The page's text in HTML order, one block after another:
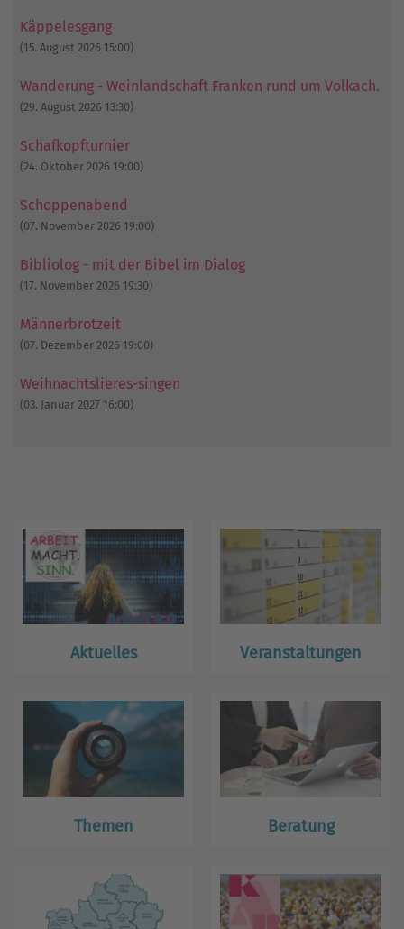
Käppelesgang
(15. August 2026 15:00)
Wanderung - Weinlandschaft Franken rund um Volkach.
(29. August 2026 13:30)
Schafkopfturnier
(24. Oktober 2026 19:00)
Schoppenabend
(07. November 2026 19:00)
Bibliolog - mit der Bibel im Dialog
(17. November 2026 19:30)
Männerbrotzeit
(07. Dezember 2026 19:00)
Weihnachtslieres-singen
(03. Januar 2027 16:00)
Aktuelles Veranstaltungen
Themen Beratung